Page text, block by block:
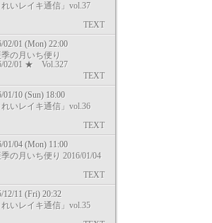
れいレイキ通信」vol.37
TEXT
02/01 (Mon) 22:00
季の月いち便り
02/01 ★ Vol.327
TEXT
01/10 (Sun) 18:00
れいレイキ通信」vol.36
TEXT
01/04 (Mon) 11:00
の月いち便り 2016/01/04
TEXT
12/11 (Fri) 20:32
れいレイキ通信」vol.35